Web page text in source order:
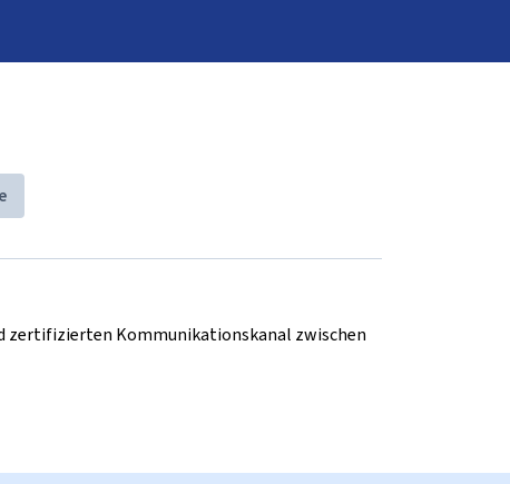
zertifizierten Kommunikationskanal zwischen